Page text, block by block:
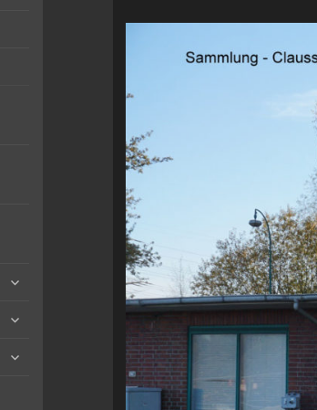
expand
menu
expand
menu
expand